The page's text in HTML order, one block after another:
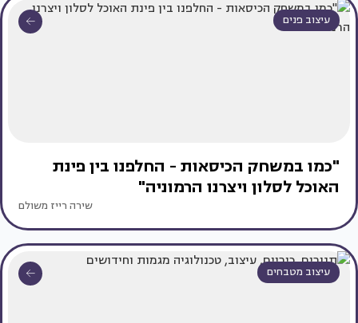
עיצוב פנים
"כמו במשחק הכיסאות - החלפנו בין פינת
האוכל לסלון ויצרנו הרמוניה"
שירה רייז משולם
עיצוב מטבחים